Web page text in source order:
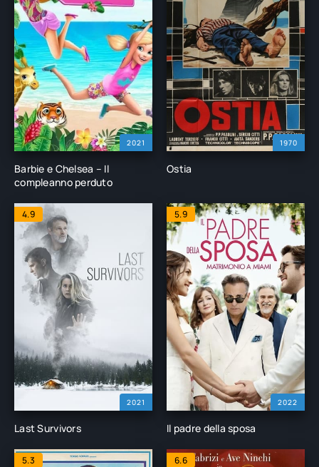
2021
Barbie e Chelsea – Il
compleanno perduto
1970
Ostia
2021
4.9
Last Survivors
2022
5.9
Il padre della sposa
5.3 6.6